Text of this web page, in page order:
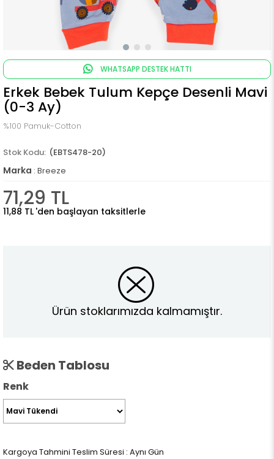
WHATSAPP DESTEK HATTI
Erkek Bebek Tulum Kepçe Desenli Mavi
(0-3 Ay)
%100 Pamuk-Cotton
(EBTS478-20)
Marka : Breeze
71,29 TL
11,88 TL 'den başlayan taksitlerle
Ürün stoklarımızda kalmamıştır.
Beden Tablosu
Renk
Kargoya Tahmini Teslim Süresi : Aynı Gün